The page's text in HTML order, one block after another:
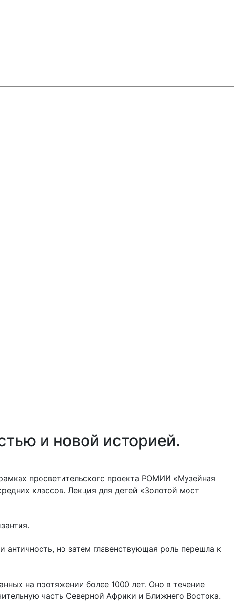
и новой историей.
просветительского проекта РОМИИ «Музейная
классов. Лекция для детей «Золотой мост
но затем главенствующая роль перешла к
на протяжении более 1000 лет. Оно в течение
часть Северной Африки и Ближнего Востока.